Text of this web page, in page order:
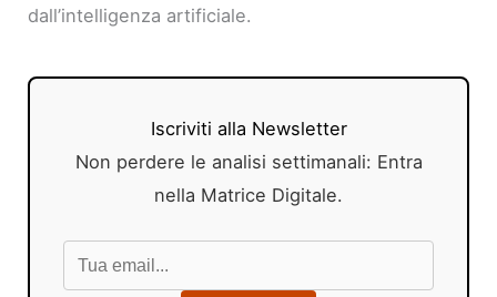
dall’intelligenza artificiale.
Iscriviti alla Newsletter
Non perdere le analisi settimanali: Entra
nella Matrice Digitale.